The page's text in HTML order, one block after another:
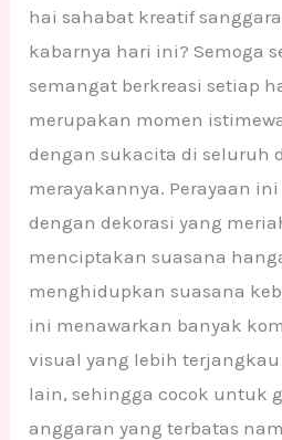
hai sahabat kreatif
kabarnya hari ini? Semoga
semangat berkreasi setiap
merupakan momen
dengan sukacita di seluruh
merayakannya. Perayaan
dengan dekorasi yang
menciptakan suasana
menghidupkan suasana
ini menawarkan banyak
visual yang lebih
lain, sehingga cocok untuk
anggaran yang terbatas